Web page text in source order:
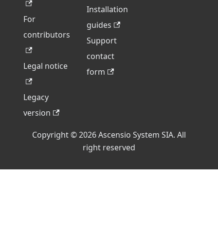
For
contributors
Legal notice
Legacy
version
Installation
guides
Support
contact
form
Copyright © 2026 Ascensio System SIA. All
right reserved